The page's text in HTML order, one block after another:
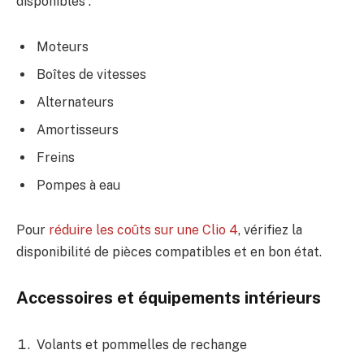
Moteurs
Boîtes de vitesses
Alternateurs
Amortisseurs
Freins
Pompes à eau
Pour réduire les coûts sur une Clio 4, vérifiez la
disponibilité de pièces compatibles et en bon état.
Accessoires et équipements intérieurs
Volants et pommelles de rechange